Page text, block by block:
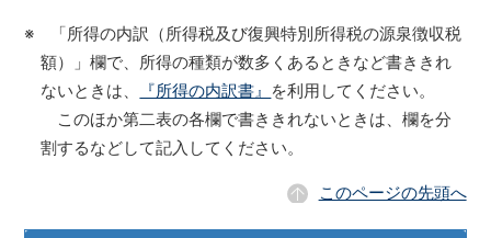
※ 「所得の内訳（所得税及び復興特別所得税の源泉徴収税
額）」欄で、所得の種類が数多くあるときなど書ききれ
ないときは、
『所得の内訳書』 を利用してください。
このほか第二表の各欄で書ききれないときは、欄を分
割するなどして記入してください。
このページの先頭へ